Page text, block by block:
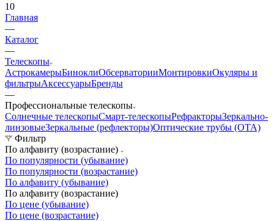
10
Главная
—
Каталог
—
Телескопы
АстрокамерыБиноклиОбсерваторииМонтировкиОкуляры и
фильтрыАксессуарыБренды
—
Профессиональные телескопы
Солнечные телескопыСмарт-телескопыРефракторыЗеркально-
линзовыеЗеркальные (рефлекторы)Оптические трубы (OTA)
Фильтр
По алфавиту (возрастание)
По популярности (убывание)
По популярности (возрастание)
По алфавиту (убывание)
По алфавиту (возрастание)
По цене (убывание)
По цене (возрастание)